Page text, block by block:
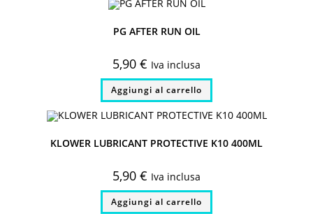
PG AFTER RUN OIL
5,90 € Iva inclusa
Aggiungi al carrello
KLOWER LUBRICANT PROTECTIVE K10 400ML
5,90 € Iva inclusa
Aggiungi al carrello